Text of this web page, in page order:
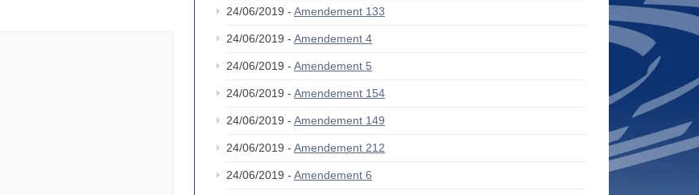
24/06/2019 - Amendement 133
24/06/2019 - Amendement 4
24/06/2019 - Amendement 5
24/06/2019 - Amendement 154
24/06/2019 - Amendement 149
24/06/2019 - Amendement 212
24/06/2019 - Amendement 6